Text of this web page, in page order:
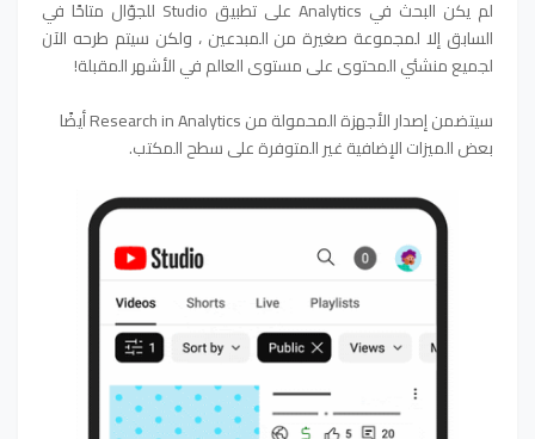
لم يكن البحث في Analytics على تطبيق Studio للجوّال متاحًا في
السابق إلا لمجموعة صغيرة من المبدعين ، ولكن سيتم طرحه الآن
لجميع منشئي المحتوى على مستوى العالم في الأشهر المقبلة!
سيتضمن إصدار الأجهزة المحمولة من Research in Analytics أيضًا
بعض الميزات الإضافية غير المتوفرة على سطح المكتب.